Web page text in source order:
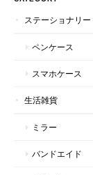
ステーショナリー
ペンケース
スマホケース
生活雑貨
ミラー
バンドエイド